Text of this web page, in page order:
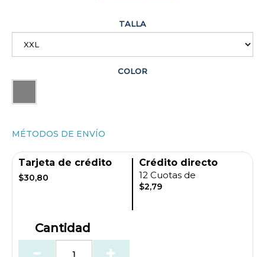
TALLA
COLOR
MÉTODOS DE ENVÍO
Tarjeta de crédito
$30,80
Crédito directo
12 Cuotas de
$2,79
Cantidad